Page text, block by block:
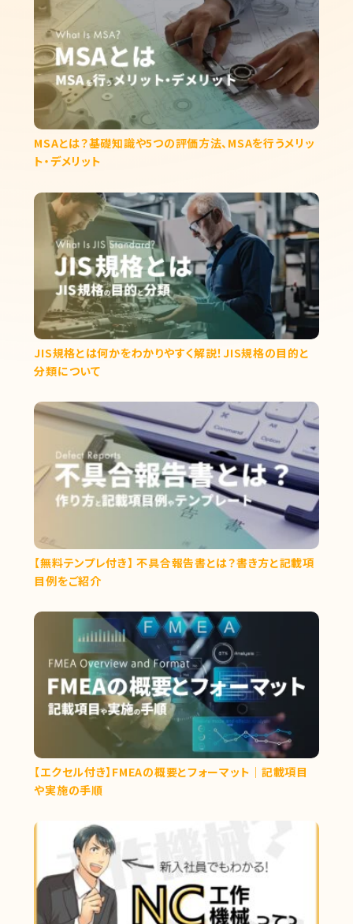
MSAとは？基礎知識や5つの評価方法、MSAを行うメリッ
ト・デメリット
JIS規格とは何かをわかりやすく解説！JIS規格の目的と
分類について
【無料テンプレ付き】 不具合報告書とは？書き方と記載項
目例をご紹介
【エクセル付き】FMEAの概要とフォーマット｜記載項目
や実施の手順